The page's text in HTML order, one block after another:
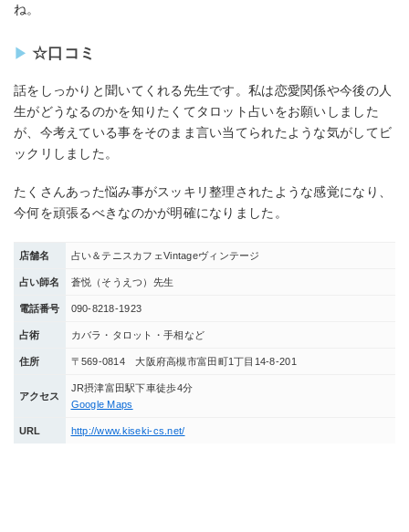
ね。
☆口コミ
話をしっかりと聞いてくれる先生です。私は恋愛関係や今後の人
生がどうなるのかを知りたくてタロット占いをお願いしました
が、今考えている事をそのまま言い当てられたような気がしてビ
ックリしました。
たくさんあった悩み事がスッキリ整理されたような感覚になり、
今何を頑張るべきなのかが明確になりました。
店舗名 占い＆テニスカフェVintageヴィンテージ
占い師名 蒼悦（そうえつ）先生
電話番号 090-8218-1923
占術 カバラ・タロット・手相など
住所 〒569-0814 大阪府高槻市富田町1丁目14-8-201
アクセス
JR摂津富田駅下車徒歩4分
Google Maps
URL http://www.kiseki-cs.net/